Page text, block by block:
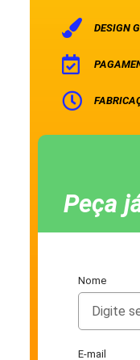
DESIGN
Peça
Nome
E-mail